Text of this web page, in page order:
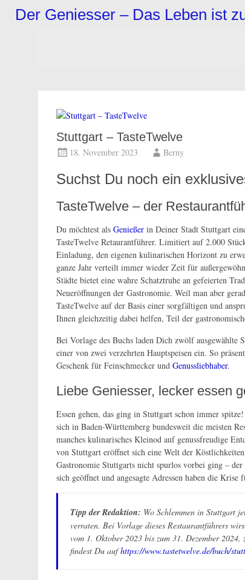
InhaltDer Geniesser – Das Leben ist
Stuttgart – TasteTwelve
18. November 2023 Berny
Suchst Du noch ein
TasteTwelve – der
Du möchtest als Genießer in Deiner Stadt Stuttgart
TasteTwelve Retaurantführer. Limitiert auf 2.000
Einladung, den eigenen kulinarischen Horizont zu
ganze Jahr verteilt immer wieder Zeit für
Städte bietet eine wahre Schatztruhe an gefeierten
Neueröffnungen der Gastronomie. Weil man aber
TasteTwelve auf der Basis einer sorgfältigen und
Ihnen gleichzeitig dabei helfen, Teil der
Bei Vorlage des Buchs laden Dich zwölf
einer von zwei verzehrten Hauptspeisen ein. So
Geschenk für Feinschmecker und Genussliebhaber.
Liebe Geniesser, lecker essen
Essen gehen, das ging in Stuttgart schon immer
sich in Baden-Württemberg bundesweit die meisten
manches kulinarisches Kleinod auf genussfreudige
von Stuttgart eröffnet sich eine Welt der
Gastronomie Stuttgarts nicht spurlos vorbei ging –
sich geöffnet und angesagte Adressen haben die Krise
Tipp der Redaktion: Wo Schlemmen in Stuttgart
verraten. Bei Vorlage dieses Restaurantführers
vom 1. Oktober 2023 bis zum 31. Dezember
findest Du aufhttps://www.tastetwelve.de/buch/